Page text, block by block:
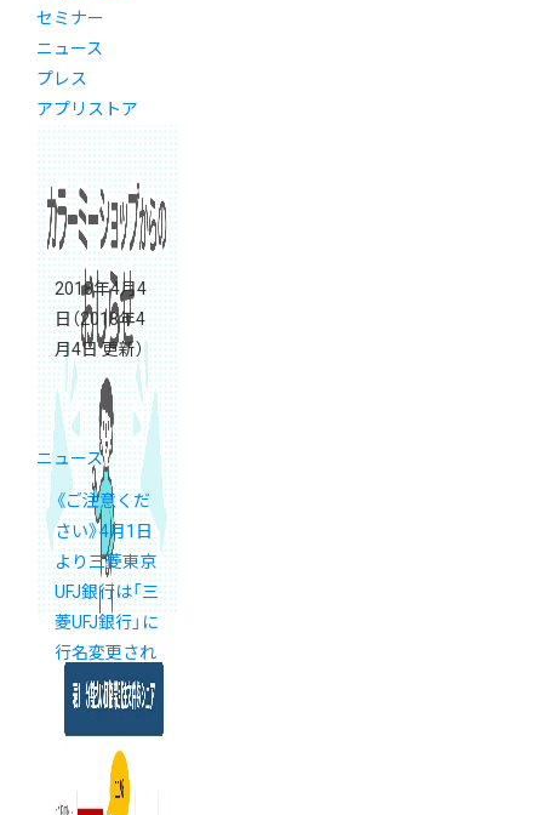
セミナー
ニュース
プレス
アプリストア
2018年4月4
日（2018年4
月4日 更新）
ニュース
《ご注意くだ
さい》4月1日
より三菱東京
UFJ銀行は「三
菱UFJ銀行」に
行名変更され
ました